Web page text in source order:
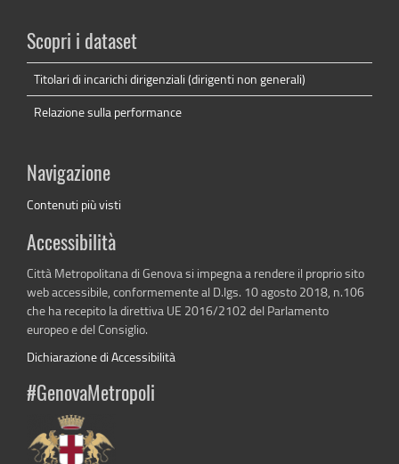
Scopri i dataset
Titolari di incarichi dirigenziali (dirigenti non generali)
Relazione sulla performance
Navigazione
Contenuti più visti
Accessibilità
Città Metropolitana di Genova si impegna a rendere il proprio sito
web accessibile, conformemente al D.lgs. 10 agosto 2018, n.106
che ha recepito la direttiva UE 2016/2102 del Parlamento
europeo e del Consiglio.
Dichiarazione di Accessibilità
#GenovaMetropoli